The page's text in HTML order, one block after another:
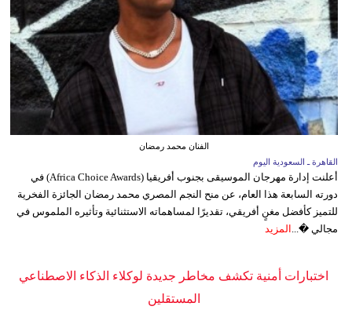
الفنان محمد رمضان
القاهرة ـ السعودية اليوم
أعلنت إدارة مهرجان الموسيقى بجنوب أفريقيا (Africa Choice Awards) في
دورته السابعة هذا العام، عن منح النجم المصري محمد رمضان الجائزة الفخرية
للتميز كأفضل مغنٍ أفريقي، تقديرًا لمساهماته الاستثنائية وتأثيره الملموس في
مجالي �... المزيد
اختبارات أمنية تكشف مخاطر جديدة لوكلاء الذكاء الاصطناعي
المستقلين